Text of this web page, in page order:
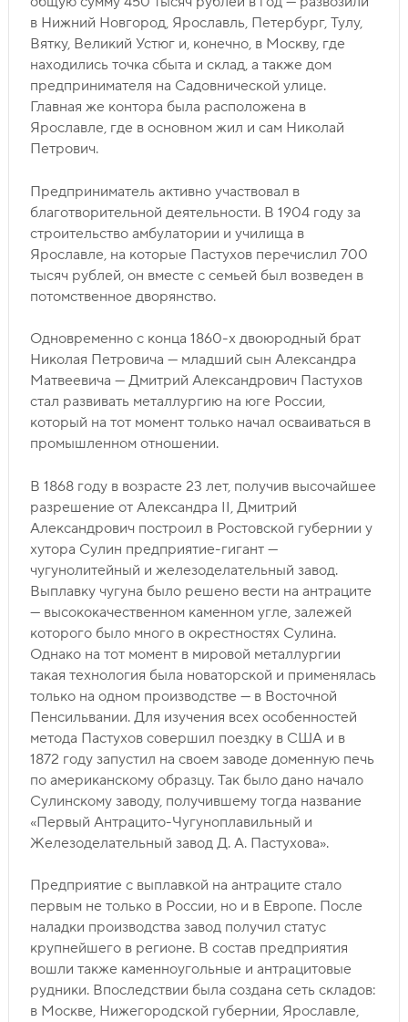
в Нижний Новгород, Ярославль, Петербург, Тулу,
Вятку, Великий Устюг и, конечно, в Москву, где
находились точка сбыта и склад, а также дом
предпринимателя на Садовнической улице.
Главная же контора была расположена в
Ярославле, где в основном жил и сам Николай
Петрович.
Предприниматель активно участвовал в
благотворительной деятельности. В 1904 году за
строительство амбулатории и училища в
Ярославле, на которые Пастухов перечислил 700
тысяч рублей, он вместе с семьей был возведен в
потомственное дворянство.
Одновременно с конца 1860-х двоюродный брат
Николая Петровича — младший сын Александра
Матвеевича — Дмитрий Александрович Пастухов
стал развивать металлургию на юге России,
который на тот момент только начал осваиваться в
промышленном отношении.
В 1868 году в возрасте 23 лет, получив высочайшее
разрешение от Александра II, Дмитрий
Александрович построил в Ростовской губернии у
хутора Сулин предприятие-гигант —
чугунолитейный и железоделательный завод.
Выплавку чугуна было решено вести на антраците
— высококачественном каменном угле, залежей
которого было много в окрестностях Сулина.
Однако на тот момент в мировой металлургии
такая технология была новаторской и применялась
только на одном производстве — в Восточной
Пенсильвании. Для изучения всех особенностей
метода Пастухов совершил поездку в США и в
1872 году запустил на своем заводе доменную печь
по американскому образцу. Так было дано начало
Сулинскому заводу, получившему тогда название
«Первый Антрацито-Чугуноплавильный и
Железоделательный завод Д. А. Пастухова».
Предприятие с выплавкой на антраците стало
первым не только в России, но и в Европе. После
наладки производства завод получил статус
крупнейшего в регионе. В состав предприятия
вошли также каменноугольные и антрацитовые
рудники. Впоследствии была создана сеть складов:
в Москве, Нижегородской губернии, Ярославле,